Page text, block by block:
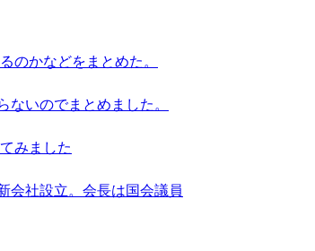
のかなどをまとめた。
いのでまとめました。
みました
会社設立。会長は国会議員